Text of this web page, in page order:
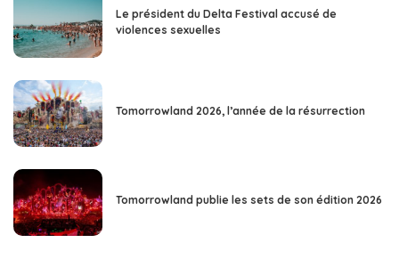
Le président du Delta Festival accusé de
violences sexuelles
Tomorrowland 2026, l’année de la résurrection
Tomorrowland publie les sets de son édition 2026